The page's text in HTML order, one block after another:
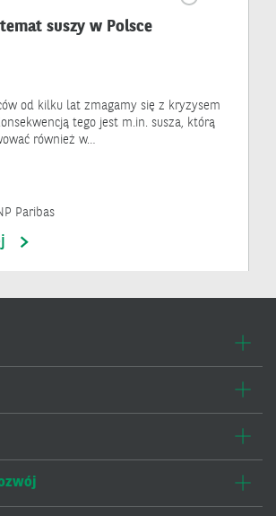
suszy w Polsce
od kilku lat zmagamy się z kryzysem
tego jest m.in. susza, którą
również w…
Paribas